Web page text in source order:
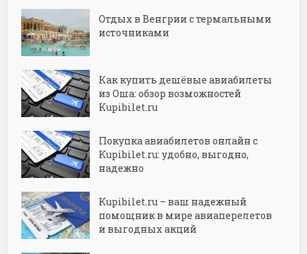
Отдых в Венгрии с термальными
источниками
Как купить дешёвые авиабилеты
из Оша: обзор возможностей
Kupibilet.ru
Покупка авиабилетов онлайн с
Kupibilet.ru: удобно, выгодно,
надежно
Kupibilet.ru – ваш надежный
помощник в мире авиаперелетов
и выгодных акций